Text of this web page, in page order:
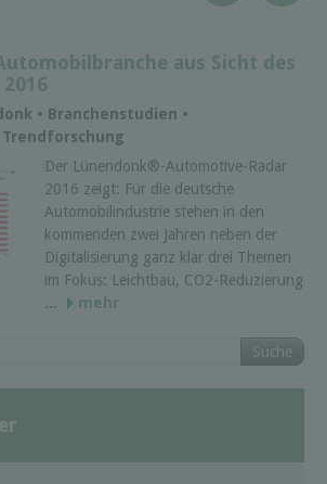
aus Sicht des
• Branchenstudien •
Der Lünendonk®-Automotive-Radar
2016 zeigt: Für die deutsche
Automobilindustrie stehen in den
kommenden zwei Jahren neben der
Digitalisierung ganz klar drei Themen
im Fokus: Leichtbau, CO2-Reduzierung
...
mehr
Suche